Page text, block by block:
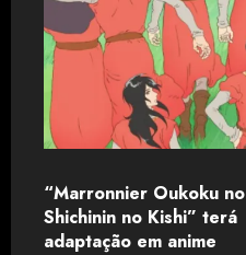
“Marronnier Oukoku no
Shichinin no Kishi” terá
adaptação em anime